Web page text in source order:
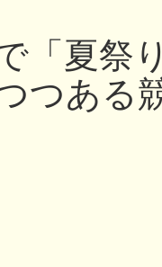
「夏祭
つある